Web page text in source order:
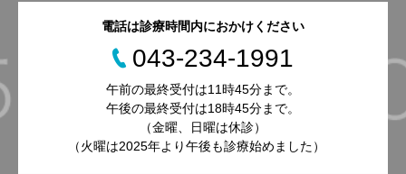
電話は診療時間内におかけください
043-234-1991
午前の最終受付は11時45分まで。
午後の最終受付は18時45分まで。
（金曜、日曜は休診）
（火曜は2025年より午後も診療始めました）